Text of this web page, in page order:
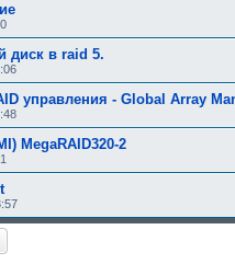
диск в raid 5.
управления - Global Array
MegaRAID320-2